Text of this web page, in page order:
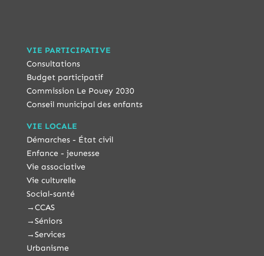
VIE PARTICIPATIVE
Consultations
Budget participatif
Commission Le Pouey 2030
Conseil municipal des enfants
VIE LOCALE
Démarches - État civil
Enfance - jeunesse
Vie associative
Vie culturelle
Social-santé
→CCAS
→Séniors
→Services
Urbanisme